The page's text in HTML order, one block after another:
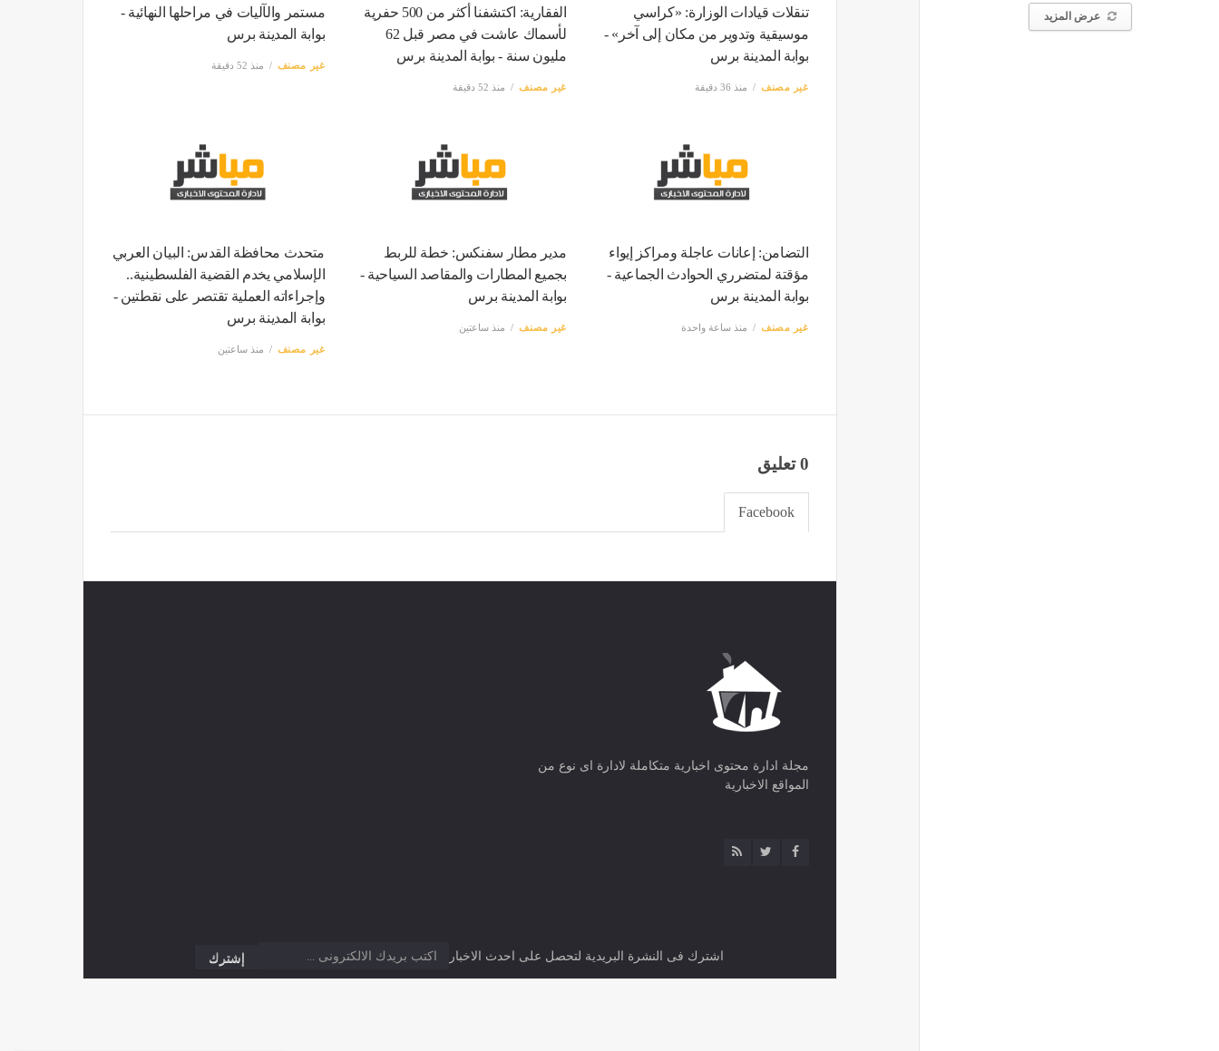
عرض المزيد
تنقلات قيادات الوزارة: «كراسي
موسيقية وتدوير من مكان إلى آخر» -
بوابة المدينة برس
غير مصنف منذ 36 دقيقة
الفقارية: اكتشفنا أكثر من 500 حفرية
لأسماك عاشت في مصر قبل 62
مليون سنة - بوابة المدينة برس
غير مصنف منذ 52 دقيقة
مستمر والآليات في مراحلها النهائية -
بوابة المدينة برس
غير مصنف منذ 52 دقيقة
التضامن: إعانات عاجلة ومراكز إيواء
مؤقتة لمتضرري الحوادث الجماعية -
بوابة المدينة برس
غير مصنف منذ ساعة واحدة
مدير مطار سفنكس: خطة للربط
بجميع المطارات والمقاصد السياحية -
بوابة المدينة برس
غير مصنف منذ ساعتين
متحدث محافظة القدس: البيان العربي
الإسلامي يخدم القضية الفلسطينية..
وإجراءاته العملية تقتصر على نقطتين -
بوابة المدينة برس
غير مصنف منذ ساعتين
0 تعليق
Facebook
مجلة ادارة محتوى اخبارية متكاملة لادارة اى نوع من
المواقع الاخبارية
اشترك فى النشرة البريدية لتحصل على احدث الاخبار